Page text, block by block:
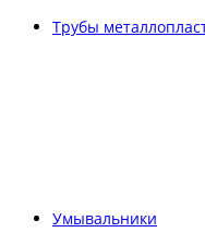
Трубы
Умывальники